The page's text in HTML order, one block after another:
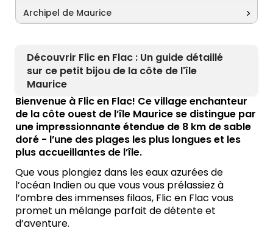
Archipel de Maurice
Découvrir Flic en Flac : Un guide détaillé
sur ce petit bijou de la côte de l'île
Maurice
Bienvenue à Flic en Flac! Ce village enchanteur
de la côte ouest de l’île Maurice se distingue par
une impressionnante étendue de 8 km de sable
doré - l’une des plages les plus longues et les
plus accueillantes de l’île.
Que vous plongiez dans les eaux azurées de
l’océan Indien ou que vous vous prélassiez à
l’ombre des immenses filaos, Flic en Flac vous
promet un mélange parfait de détente et
d’aventure.